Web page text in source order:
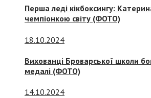
Перша леді кікбоксингу:
чемпіонкою світу (ФОТО)
18.10.2024
Вихованці Броварської школи
медалі (ФОТО)
14.10.2024